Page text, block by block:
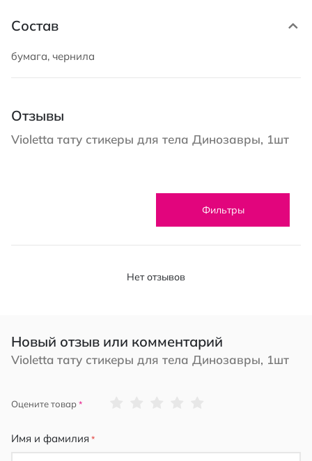
Состав
бумага, чернила
Отзывы
Violetta тату стикеры для тела Динозавры, 1шт
Фильтры
Нет отзывов
Новый отзыв или комментарий
Violetta тату стикеры для тела Динозавры, 1шт
Оцените товар
Имя и фамилия